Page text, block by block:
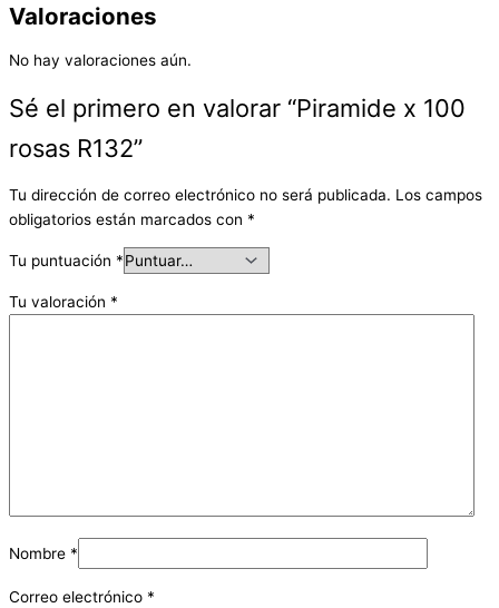
Valoraciones
No hay valoraciones aún.
Sé el primero en valorar “Piramide x 100
rosas R132”
Tu dirección de correo electrónico no será publicada. Los campos
obligatorios están marcados con *
Tu puntuación *
Tu valoración *
Nombre *
Correo electrónico *